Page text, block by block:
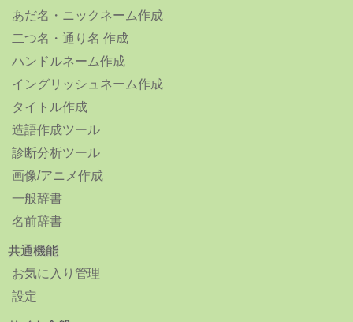
あだ名・ニックネーム作成
二つ名・通り名 作成
ハンドルネーム作成
イングリッシュネーム作成
タイトル作成
造語作成ツール
診断分析ツール
画像/アニメ作成
一般辞書
名前辞書
共通機能
お気に入り管理
設定